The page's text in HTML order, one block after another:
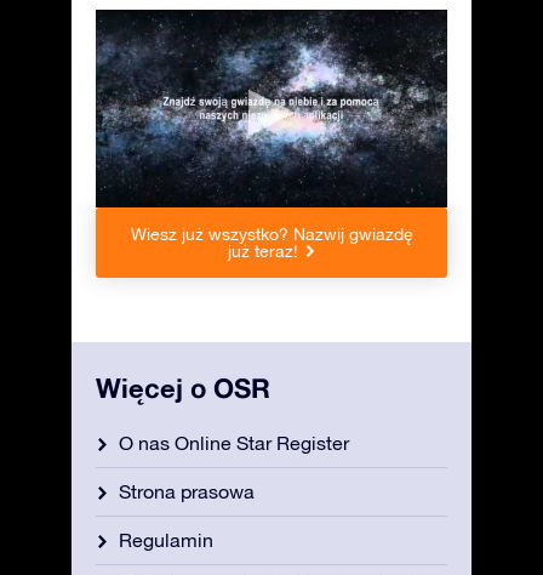
Wiesz już wszystko? Nazwij gwiazdę
już teraz!
Więcej o OSR
O nas Online Star Register
Strona prasowa
Regulamin